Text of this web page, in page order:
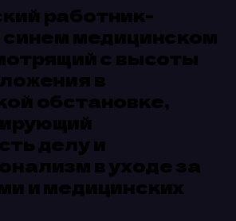
работник-
синем медицинском
с высоты
в
обстановке,
делу и
в уходе за
и медицинских